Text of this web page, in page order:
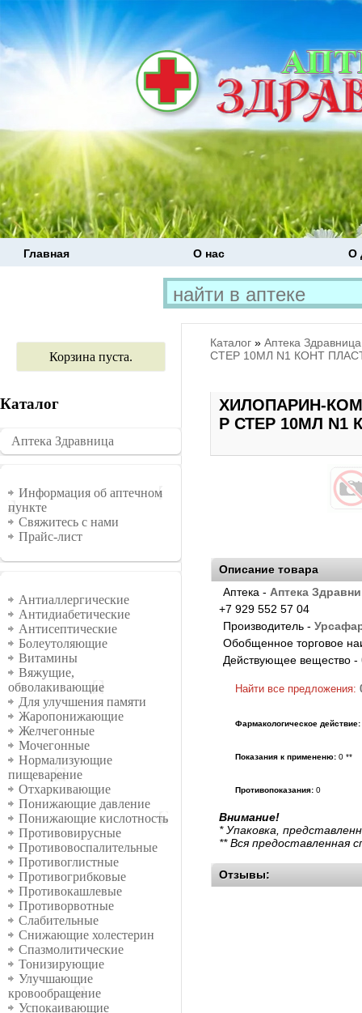
Главная О нас О
Корзина пуста.
Каталог
�������
Аптека Здравница
Информация
Информация об аптечном
пункте
Свяжитесь с нами
Прайс-лист
Группы
Антиаллергические
Антидиабетические
Антисептические
Болеутоляющие
Витамины
Вяжущие,
обволакивающие
Для улучшения памяти
Жаропонижающие
Желчегонные
Мочегонные
Нормализующие
пищеварение
Отхаркивающие
Понижающие давление
Понижающие кислотность
Противовирусные
Противовоспалительные
Противоглистные
Противогрибковые
Противокашлевые
Противорвотные
Слабительные
Снижающие холестерин
Спазмолитические
Тонизирующие
Улучшающие
кровообращение
Успокаивающие
Каталог » Аптека Здравница
СТЕР 10МЛ N1 КОНТ
ХИЛОПАРИН-
Р СТЕР 10МЛ N1
Описание товара
Аптека - Аптека
+7 929 552 57 04
Производитель -
Обобщенное торговое
Действующее вещество -
Найти все предложения:
Фармакологическое действие:
Показания к примененю: 0 **
Противопоказания: 0
Внимание!
* Упаковка,
** Вся предоставленная
Отзывы: